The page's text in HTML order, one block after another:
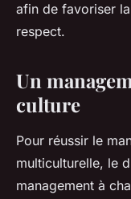
afin de favoriser
respect.
Un
culture
Pour réussir le
multiculturelle, le
management à